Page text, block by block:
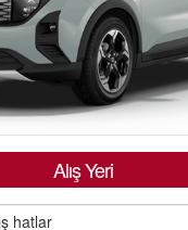
KIRALAMA KOŞULLARI
S.S.S.
ÜYE GİRİŞİ / KAYIT
Alış Yeri